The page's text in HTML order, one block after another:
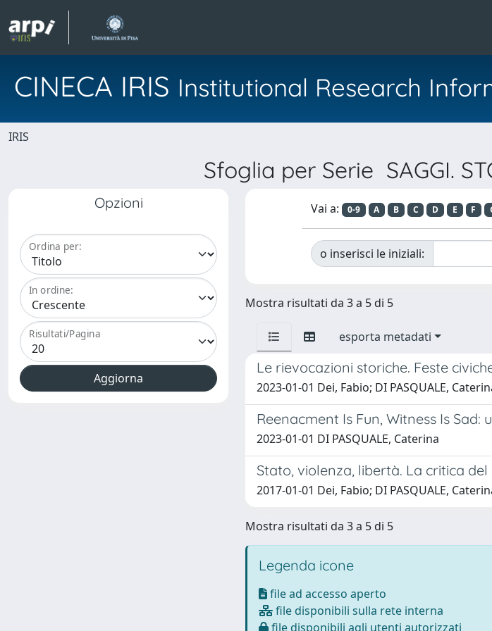
CINECA IRIS Institutional Research
IRIS
Sfoglia per Serie SAGGI.
Opzioni
Ordina per:
In ordine:
Risultati/Pagina
Vai a: 0-9 A B C D E F
o inserisci le iniziali:
Mostra risultati da 3 a 5 di 5
esporta metadati
Le rievocazioni storiche. Feste
2023-01-01 Dei, Fabio; DI PASQUALE,
Reenacment Is Fun, Witness Is
2023-01-01 DI PASQUALE, Caterina
Stato, violenza, libertà. La critica
2017-01-01 Dei, Fabio; DI PASQUALE,
Mostra risultati da 3 a 5 di 5
Legenda icone
file ad accesso aperto
file disponibili sulla rete interna
file disponibili agli utenti autorizzati